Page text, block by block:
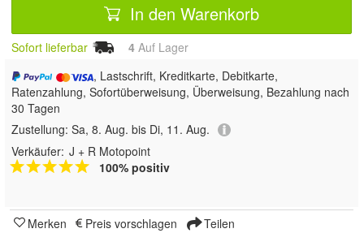
In den Warenkorb
Sofort lieferbar 4 Auf Lager
, Lastschrift, Kreditkarte, Debitkarte,
Ratenzahlung, Sofortüberweisung, Überweisung, Bezahlung nach
30 Tagen
Zustellung: Sa, 8. Aug. bis Di, 11. Aug.
Verkäufer: J + R Motopoint
100% positiv
Merken Preis vorschlagen Teilen